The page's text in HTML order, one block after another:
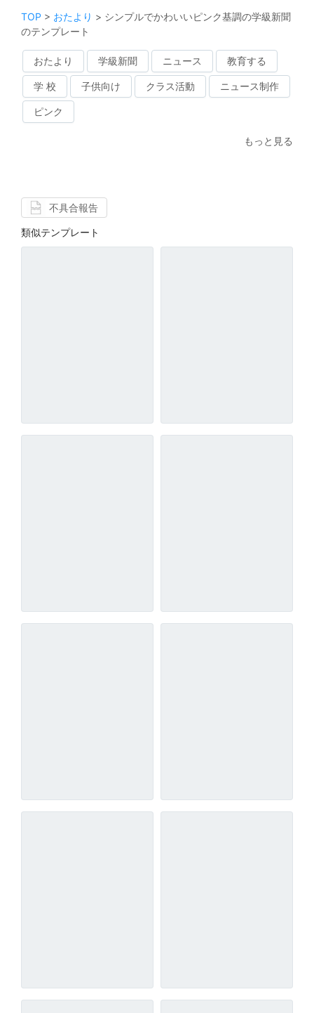
TOP > おたより > シンプルでかわいいピンク基調の学級新聞
のテンプレート
おたより 学級新聞 ニュース 教育する
学 校 子供向け クラス活動 ニュース制作
ピンク
もっと見る
不具合報告
類似テンプレート